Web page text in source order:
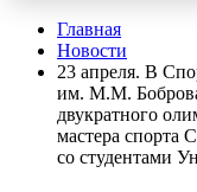
Главная
Новости
23 апреля. В
им. М.М.
двукратного
мастера спорта
со студентами